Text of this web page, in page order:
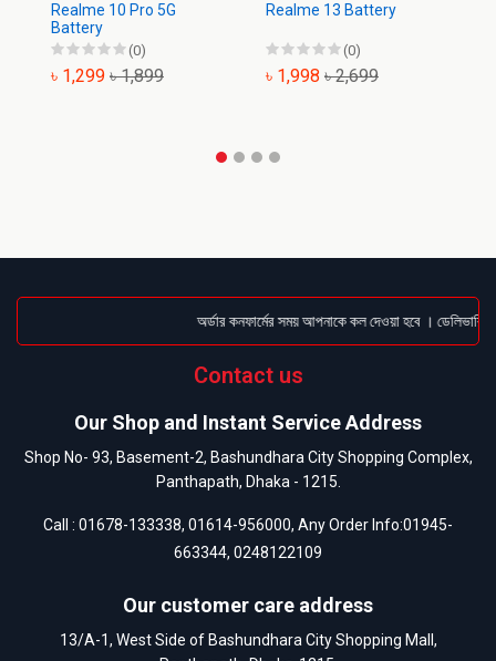
Realme 10 Pro 5G
Battery
(0)
৳ 1,299 ৳ 1,899
Realme 13 Battery
(0)
৳ 1,998 ৳ 2,699
অর্ডার কনফার্মের সময় আপনাকে কল দেওয়া হবে ।
Contact us
Our Shop and Instant Service Address
Shop No- 93, Basement-2, Bashundhara City Shopping Complex,
Panthapath, Dhaka - 1215.
Call : 01678-133338, 01614-956000, Any Order Info:01945-
663344, 0248122109
Our customer care address
13/A-1, West Side of Bashundhara City Shopping Mall,